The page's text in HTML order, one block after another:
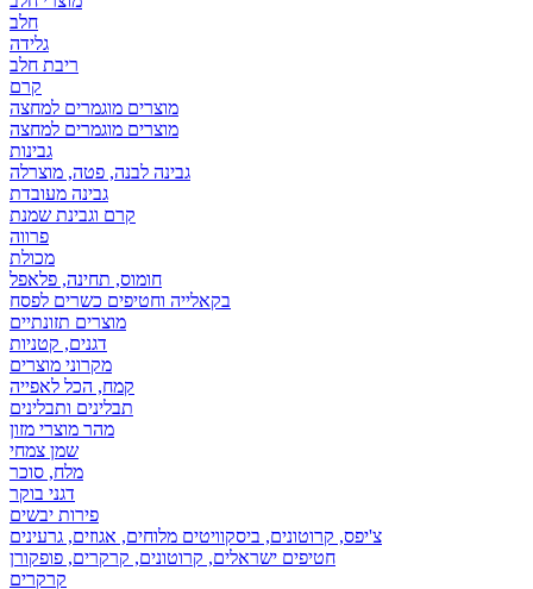
חלב
גלידה
ריבת חלב
קרם
מוצרים מוגמרים למחצה
מוצרים מוגמרים למחצה
גבינות
גבינה לבנה, פטה, מוצרלה
גבינה מעובדת
קרם וגבינת שמנת
פרווה
מכולת
חומוס, תחינה, פלאפל
בקאלייה וחטיפים כשרים לפסח
מוצרים תזונתיים
דגנים, קטניות
מקרוני מוצרים
קמח, הכל לאפייה
תבלינים ותבלינים
מהר מוצרי מזון
שמן צמחי
מלח, סוכר
דגני בוקר
פירות יבשים
צ'יפס, קרוטונים, ביסקוויטים מלוחים, אגוזים, גרעינים
חטיפים ישראלים, קרוטונים, קרקרים, פופקורן
קרקרים